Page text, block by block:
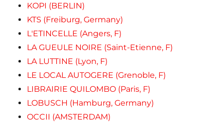
KOPI (BERLIN)
KTS (Freiburg, Germany)
L'ETINCELLE (Angers, F)
LA GUEULE NOIRE (Saint-Etienne, F)
LA LUTTINE (Lyon, F)
LE LOCAL AUTOGERE (Grenoble, F)
LIBRAIRIE QUILOMBO (Paris, F)
LOBUSCH (Hamburg, Germany)
OCCII (AMSTERDAM)